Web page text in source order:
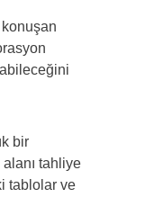
konuşan
bir
tahliye
tablolar ve